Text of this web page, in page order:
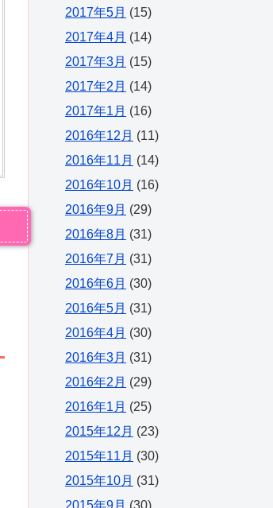
2017年5月 (15)
2017年4月 (14)
2017年3月 (15)
2017年2月 (14)
2017年1月 (16)
2016年12月 (11)
2016年11月 (14)
2016年10月 (16)
2016年9月 (29)
2016年8月 (31)
2016年7月 (31)
2016年6月 (30)
2016年5月 (31)
2016年4月 (30)
2016年3月 (31)
2016年2月 (29)
2016年1月 (25)
2015年12月 (23)
2015年11月 (30)
2015年10月 (31)
2015年9月 (30)